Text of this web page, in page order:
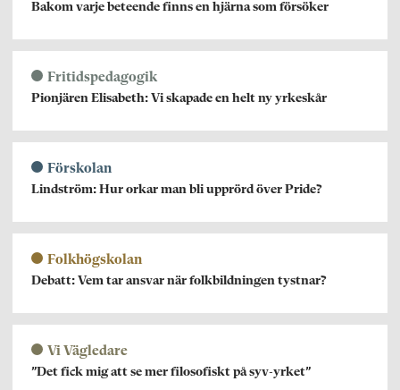
Bakom varje beteende finns en hjärna som försöker
Fritidspedagogik
Pionjären Elisabeth: Vi skapade en helt ny yrkeskår
Förskolan
Lindström: Hur orkar man bli upprörd över Pride?
Folkhögskolan
Debatt: Vem tar ansvar när folkbildningen tystnar?
Vi Vägledare
”Det fick mig att se mer filosofiskt på syv-yrket”